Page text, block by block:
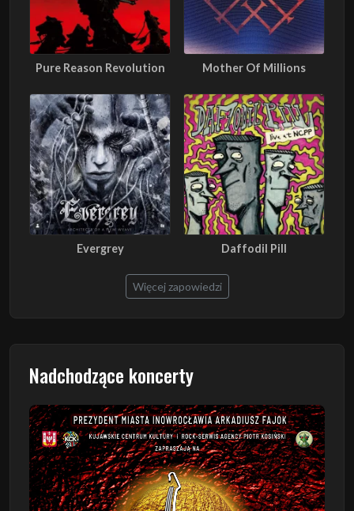
Pure Reason Revolution Mother Of Millions
Evergrey Daffodil Pill
Więcej zapowiedzi
Nadchodzące koncerty